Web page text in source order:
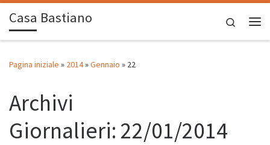
Passa al contenuto
Casa Bastiano
Search
Pagina iniziale » 2014»Gennaio » 22
Archivi
Giornalieri: 22/01/2014